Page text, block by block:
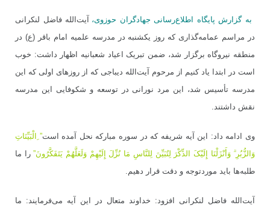
به گزارش پایگاه اطلاع‌رسانی جهادگران حوزوی، آیت‌الله فاضل لنکرانی
در مراسم عمامه‌گذاری که روز یکشنبه در مدرسه علمیه امام باقر (ع) در
منطقه نیروگاه برگزار شد، ضمن تبریک اعیاد شعبانیه اظهار داشت: خوب
است در ابتدا یاد کنیم از مرحوم آیت‌الله دیباجی که از روزهای اولی که این
مدرسه تأسیس شد، این مرد نورانی در توسعه و شکوفایی این مدرسه
نقش داشتند.
وی ادامه داد: این آیه شریفه که در سوره مبارکه نحل آمده است” ِالْبَیِّنَاتِ
وَالزُّبُرِ ۗ وَأَنْزَلْنَا إِلَیْکَ الذِّکْرَ لِتُبَیِّنَ لِلنَّاسِ مَا نُزِّلَ إِلَیْهِمْ وَلَعَلَّهُمْ یَتَفَکَّرُونَ”را ما
طلبه‌ها باید موردتوجه و دقت قرار دهیم.
آیت‌الله فاضل لنکرانی افزود: خداوند متعال در این آیه می‌فرمایند: ما